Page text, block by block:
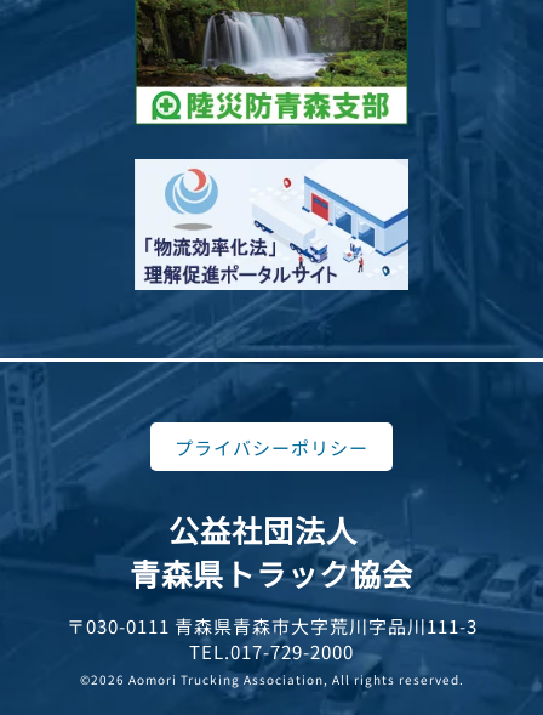
プライバシーポリシー
公益社団法人
青森県トラック協会
〒030-0111 青森県青森市大字荒川字品川111-3
TEL.017-729-2000
©2026 Aomori Trucking Association, All rights reserved.